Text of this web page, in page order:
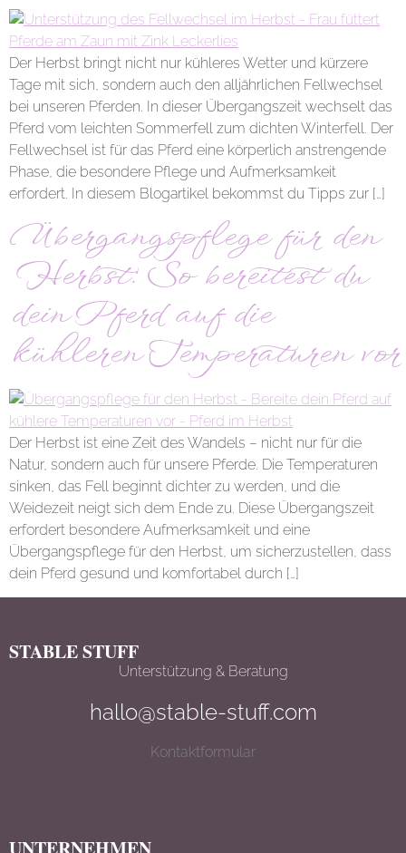
Der Herbst bringt nicht nur kühleres Wetter und kürzere
Tage mit sich, sondern auch den alljährlichen Fellwechsel
bei unseren Pferden. In dieser Übergangszeit wechselt das
Pferd vom leichten Sommerfell zum dichten Winterfell. Der
Fellwechsel ist für das Pferd eine körperlich anstrengende
Phase, die besondere Pflege und Aufmerksamkeit
erfordert. In diesem Blogartikel bekommst du Tipps zur […]
Übergangspflege für den
Herbst: So bereitest du
dein Pferd auf die
kühleren Temperaturen vor
Der Herbst ist eine Zeit des Wandels – nicht nur für die
Natur, sondern auch für unsere Pferde. Die Temperaturen
sinken, das Fell beginnt dichter zu werden, und die
Weidezeit neigt sich dem Ende zu. Diese Übergangszeit
erfordert besondere Aufmerksamkeit und eine
Übergangspflege für den Herbst, um sicherzustellen, dass
dein Pferd gesund und komfortabel durch […]
STABLE STUFF
Unterstützung & Beratung
hallo@stable-stuff.com
Kontaktformular